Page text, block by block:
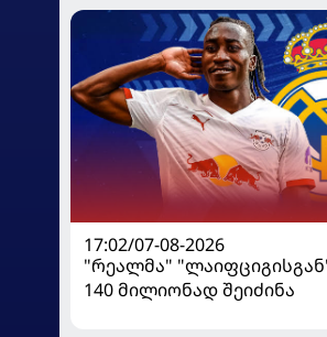
17:02/07-08-2026
"რეალმა"
140 მილიონად შეიძინა